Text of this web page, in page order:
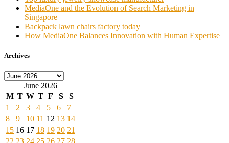
MediaOne and the Evolution of Search Marketing in
Singapore
Backpack lawn chairs factory today
How MediaOne Balances Innovation with Human Expertise
Archives
Archives
June 2026
M T W T F S
S
1
2 3 4 5 6
7
8
9 10 11 12 13 14
15 16 17 18 19 20 21